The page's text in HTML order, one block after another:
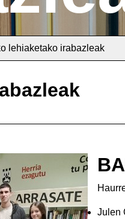
lehiaketako irabazleak
Julen